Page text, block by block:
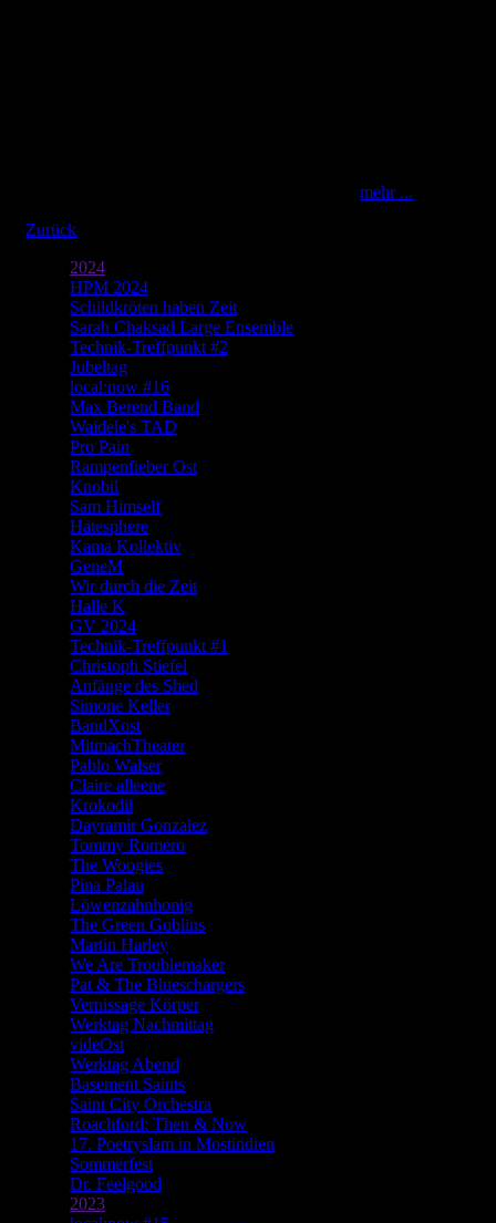
mehr ...
Zurück
2024
HPM 2024
Schildkröten haben Zeit
Sarah Chaksad Large Ensemble
Technik-Treffpunkt #2
Jubeltag
local:now #16
Max Berend Band
Waidele's TAD
Pro Pain
Rampenfieber Ost
Knobil
Sam Himself
Hatesphere
Kama Kollektiv
GeneM
Wir durch die Zeit
Halle K
GV 2024
Technik-Treffpunkt #1
Christoph Stiefel
Anfänge des Shed
Simone Keller
BandXost
MitmachTheater
Pablo Walser
Claire alleene
Krokodil
Dayramir Gonzalez
Tommy Romero
The Woogies
Pina Palau
Löwenzahnhonig
The Green Goblins
Martin Harley
We Are Troublemaker
Pat & The Blueschargers
Vernissage Körper
Werktag Nachmittag
videOst
Werktag Abend
Basement Saints
Saint City Orchestra
Roachford: Then & Now
17. Poetryslam in Mostindien
Sommerfest
Dr. Feelgood
2023